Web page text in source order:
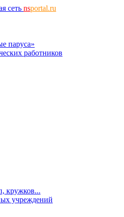
сеть nsportal.ru
паруса»
работников
кружков...
учреждений